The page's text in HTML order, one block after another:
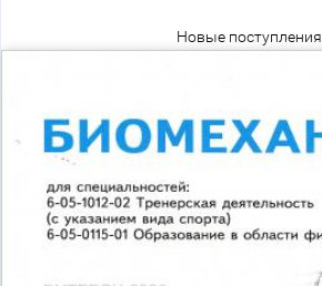
Новые поступления